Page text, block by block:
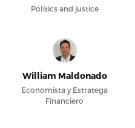
Politics and justice
William Maldonado
Economista y Estratega
Financiero